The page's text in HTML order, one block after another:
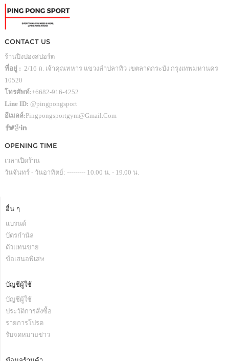
CONTACT US
ร้านปิงปองสปอร์ต
ที่อยู่ : 2/16 ถ. เจ้าคุณทหาร แขวงลำปลาทิว เขตลาดกระบัง กรุงเทพมหานคร
10520
โทรศัพท์:+6682-916-4252
Line ID: @pingpongsport
อีเมลล์:Pingpongsportgym@gmail.com
OPENING TIME
เวลาเปิดร้าน
วันจันทร์ - วันอาทิตย์: --------- 10.00 น. - 19.00 น.
อื่น ๆ
แบรนด์
บัตรกำนัล
ตัวแทนขาย
ข้อเสนอพิเสษ
บัญชีผู้ใช้
บัญชีผู้ใช้
ประวัติการสั่งซื้อ
รายการโปรด
รับจดหมายข่าว